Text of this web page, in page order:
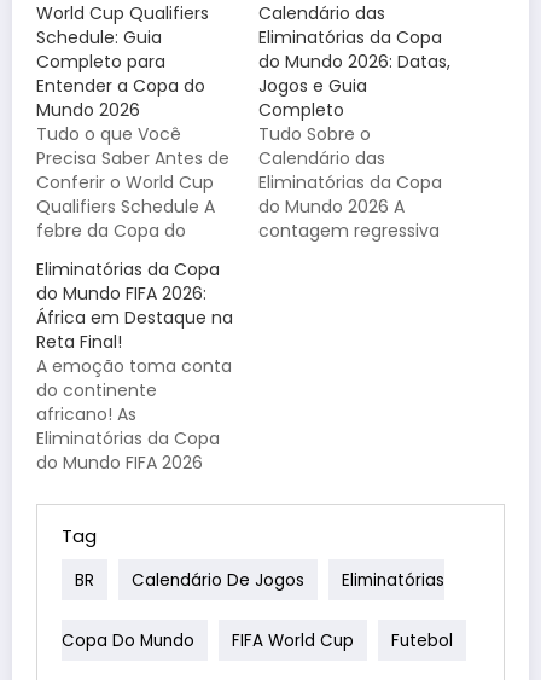
World Cup Qualifiers
Schedule: Guia
Completo para
Entender a Copa do
Mundo 2026
Tudo o que Você
Precisa Saber Antes de
Conferir o World Cup
Qualifiers Schedule A
febre da Copa do
Para quem está
ansioso
acompanhando o
world cup qualifiers
schedule (o calendário
das eliminatórias), a
expectativa é alta.
Afinal, estamos nos
preparando para ver os
Calendário das
Eliminatórias da Copa
do Mundo 2026: Datas,
Jogos e Guia
Completo
Tudo Sobre o
Calendário das
Eliminatórias da Copa
do Mundo 2026 A
contagem regressiva
Eliminatórias da Copa
do Mundo FIFA 2026:
África em Destaque na
Reta Final!
A emoção toma conta
do continente
africano! As
Eliminatórias da Copa
do Mundo FIFA 2026
final, e a expectativa é
gigantesca para definir
que carimbarão o
maior evento de
futebol do planeta.
Tag
BR Calendário De Jogos Eliminatórias
Copa Do Mundo FIFA World Cup Futebol